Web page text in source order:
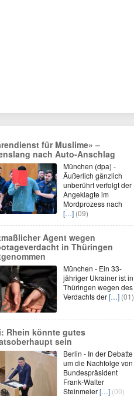
für Muslime» –
nach Auto-Anschlag
München (dpa) -
Äußerlich gänzlich
unberührt verfolgt der
Angeklagte im
Mordprozess nach
[…] (09)
Agent wegen
in Thüringen
München - Ein 33-
jähriger Ukrainer ist in
Thüringen wegen des
Verdachts der[…] (01)
Rhein könnte gutes
sein
Berlin - In der Debatte
um die Nachfolge von
Bundespräsident
Frank-Walter
Steinmeier[…] (00)